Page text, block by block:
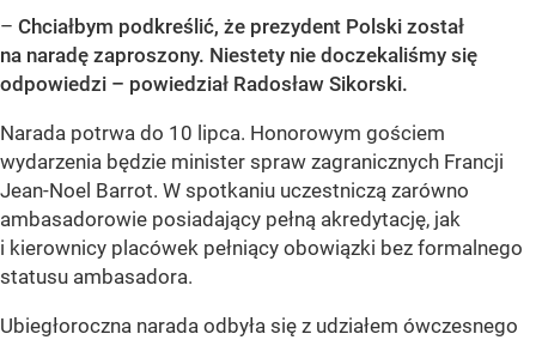
– Chciałbym podkreślić, że prezydent Polski został
na naradę zaproszony. Niestety nie doczekaliśmy się
odpowiedzi – powiedział Radosław Sikorski.
Narada potrwa do 10 lipca. Honorowym gościem
wydarzenia będzie minister spraw zagranicznych Francji
Jean-Noel Barrot. W spotkaniu uczestniczą zarówno
ambasadorowie posiadający pełną akredytację, jak
i kierownicy placówek pełniący obowiązki bez formalnego
statusu ambasadora.
Ubiegłoroczna narada odbyła się z udziałem ówczesnego